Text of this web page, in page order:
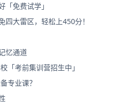
「免费试学」
大雷区，轻松上450分！
忆通道
「考前集训营招生中」
专业课？